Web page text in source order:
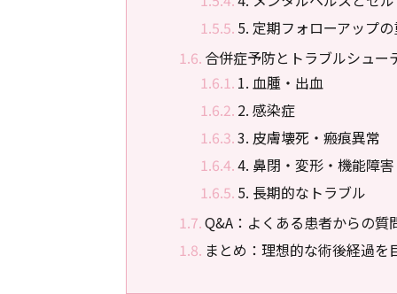
5. 定期フォローアップ
合併症予防とトラブルシュー
1. 血腫・出血
2. 感染症
3. 皮膚壊死・瘢痕異常
4. 鼻閉・変形・機能障害
5. 長期的なトラブル
Q&A：よくある患者からの質
まとめ：理想的な術後経過を